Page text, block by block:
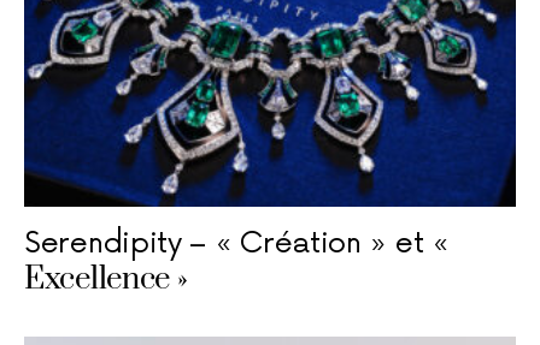
Serendipity – « Création » et «
Excellence »